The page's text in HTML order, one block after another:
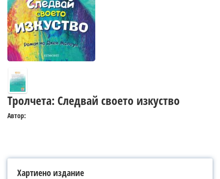
Тролчета: Следвай своето изкуство
Автор:
Хартиено издание